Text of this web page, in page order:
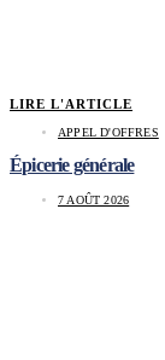
LIRE L'ARTICLE
APPEL D'OFFRES
Épicerie générale
7 AOÛT 2026